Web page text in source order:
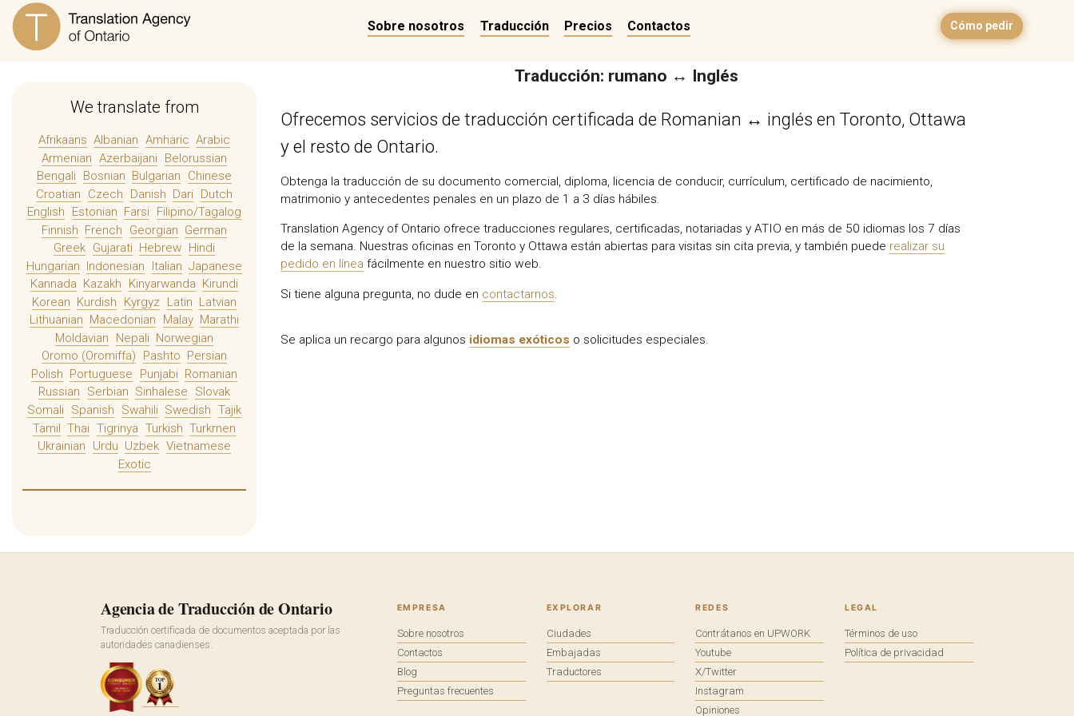
Cómo pedir
Sobre nosotros Traducción Precios Contactos
We translate from
Afrikaans Albanian Amharic Arabic
Armenian Azerbaijani
Belorussian
Bengali
Bosnian Bulgarian
Chinese
Croatian
Czech Danish Dari
Dutch
English
Estonian Farsi
Filipino/Tagalog
Finnish French Georgian German
Greek Gujarati Hebrew Hindi
Hungarian Indonesian Italian Japanese
Kannada Kazakh Kinyarwanda Kirundi
Korean Kurdish Kyrgyz Latin Latvian
Lithuanian
Macedonian Malay Marathi
Moldavian
Nepali Norwegian
Oromo (Oromiffa)
Pashto
Persian
Polish Portuguese Punjabi Romanian
Russian
Serbian Sinhalese
Slovak
Somali
Spanish Swahili Swedish Tajik
Tamil Thai Tigrinya Turkish Turkmen
Ukrainian
Urdu Uzbek Vietnamese
Exotic
Traducción: rumano ↔ Inglés
Ofrecemos servicios de traducción certificada de Romanian ↔ inglés en Toronto, Ottawa
y el resto de Ontario.
Obtenga la traducción de su documento comercial, diploma, licencia de conducir, currículum, certificado de nacimiento,
matrimonio y antecedentes penales en un plazo de 1 a 3 días hábiles.
Translation Agency of Ontario ofrece traducciones regulares, certificadas, notariadas y ATIO en más de 50 idiomas los 7 días
de la semana. Nuestras oficinas en Toronto y Ottawa están abiertas para visitas sin cita previa, y también puede realizar su
pedido en línea fácilmente en nuestro sitio web.
Si tiene alguna pregunta, no dude en contactarnos.
Se aplica un recargo para algunos idiomas exóticos o solicitudes especiales.
Agencia de Traducción de Ontario
Traducción certificada de documentos aceptada por las
autoridades canadienses.
EMPRESA
Sobre nosotros
Contactos
Blog
Preguntas frecuentes
EXPLORAR
Ciudades
Embajadas
Traductores
REDES
Contrátanos en UPWORK
Youtube
X/Twitter
Instagram
Opiniones
LEGAL
Términos de uso
Política de privacidad